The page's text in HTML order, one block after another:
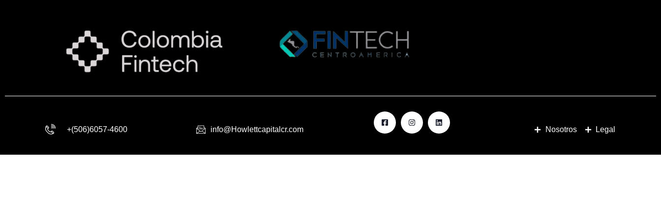
+(506)6057-4600 info@Howlettcapitalcr.com Nosotros Legal